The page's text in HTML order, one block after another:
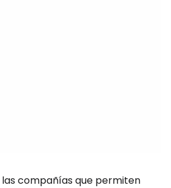
las compañías que permiten